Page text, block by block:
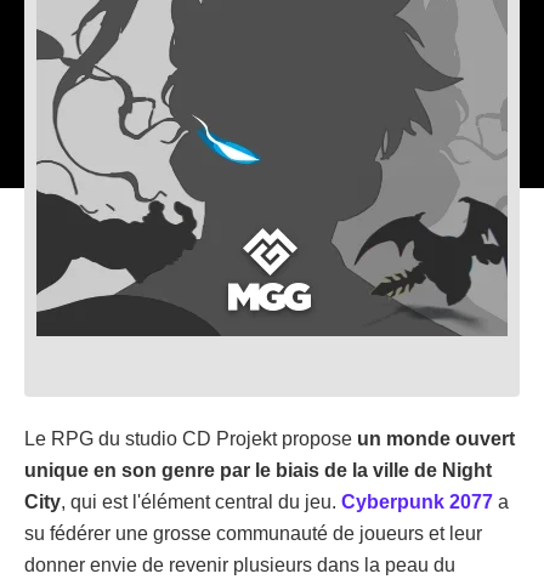
Le RPG du studio CD Projekt propose un monde ouvert
unique en son genre par le biais de la ville de Night
City, qui est l'élément central du jeu. Cyberpunk 2077 a
su fédérer une grosse communauté de joueurs et leur
donner envie de revenir plusieurs dans la peau du